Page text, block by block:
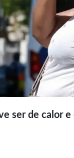
ser de calor